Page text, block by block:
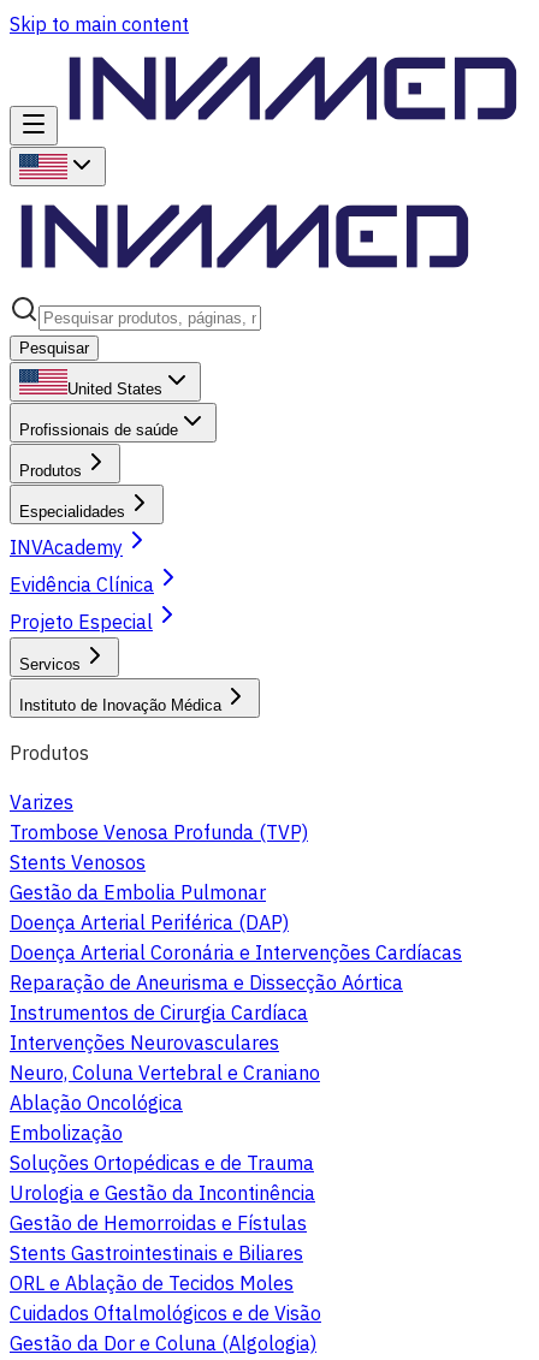
Skip to main content
Pesquisar
United States
Profissionais de saúde
Produtos
Especialidades
INVAcademy
Evidência Clínica
Projeto Especial
Servicos
Instituto de Inovação Médica
Produtos
Varizes
Trombose Venosa Profunda (TVP)
Stents Venosos
Gestão da Embolia Pulmonar
Doença Arterial Periférica (DAP)
Doença Arterial Coronária e Intervenções Cardíacas
Reparação de Aneurisma e Dissecção Aórtica
Instrumentos de Cirurgia Cardíaca
Intervenções Neurovasculares
Neuro, Coluna Vertebral e Craniano
Ablação Oncológica
Embolização
Soluções Ortopédicas e de Trauma
Urologia e Gestão da Incontinência
Gestão de Hemorroidas e Fístulas
Stents Gastrointestinais e Biliares
ORL e Ablação de Tecidos Moles
Cuidados Oftalmológicos e de Visão
Gestão da Dor e Coluna (Algologia)